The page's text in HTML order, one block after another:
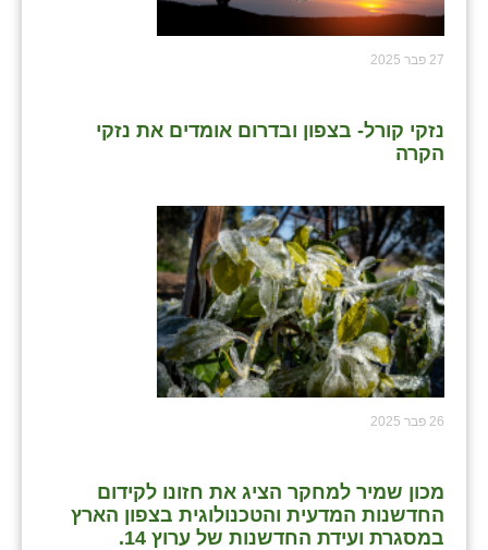
27 פבר 2025
נזקי קורל- בצפון ובדרום אומדים את נזקי
הקרה
26 פבר 2025
מכון שמיר למחקר הציג את חזונו לקידום
החדשנות המדעית והטכנולוגית בצפון הארץ
במסגרת ועידת החדשנות של ערוץ 14.